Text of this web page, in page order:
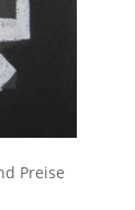
Preise